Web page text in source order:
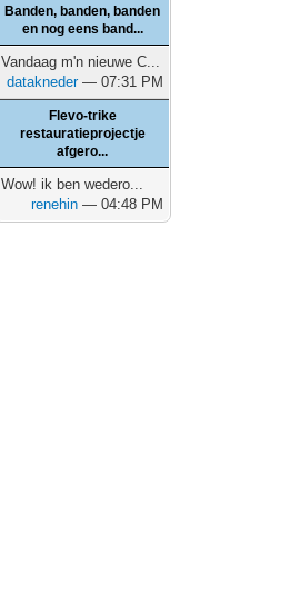
Banden, banden, banden
en nog eens band...
Vandaag m'n nieuwe C...
datakneder— 07:31 PM
Flevo-trike
restauratieprojectje
afgero...
Wow! ik ben wedero...
renehin — 04:48 PM